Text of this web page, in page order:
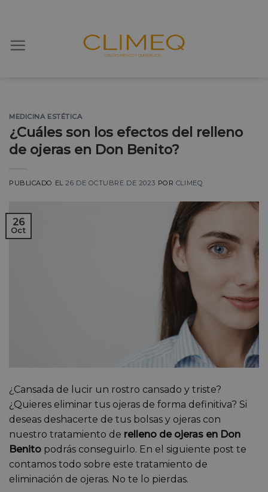
MEDICINA ESTÉTICA
¿Cuáles son los efectos del relleno
de ojeras en Don Benito?
PUBLICADO EL26 DE OCTUBRE DE 2023 POR CLIMEQ
26
Oct
¿Cansada de lucir un rostro cansado y triste?
¿Quieres eliminar tus ojeras de forma definitiva? Si
deseas deshacerte de tus bolsas y ojeras con
nuestro tratamiento de relleno de ojeras en Don
Benito podrás conseguirlo. En el siguiente post te
contamos todo sobre este tratamiento de
eliminación de ojeras. No te lo pierdas.